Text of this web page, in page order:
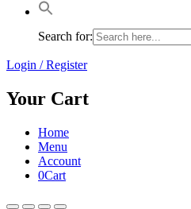
Search for:
Login / Register
Your Cart
Home
Menu
Account
0Cart